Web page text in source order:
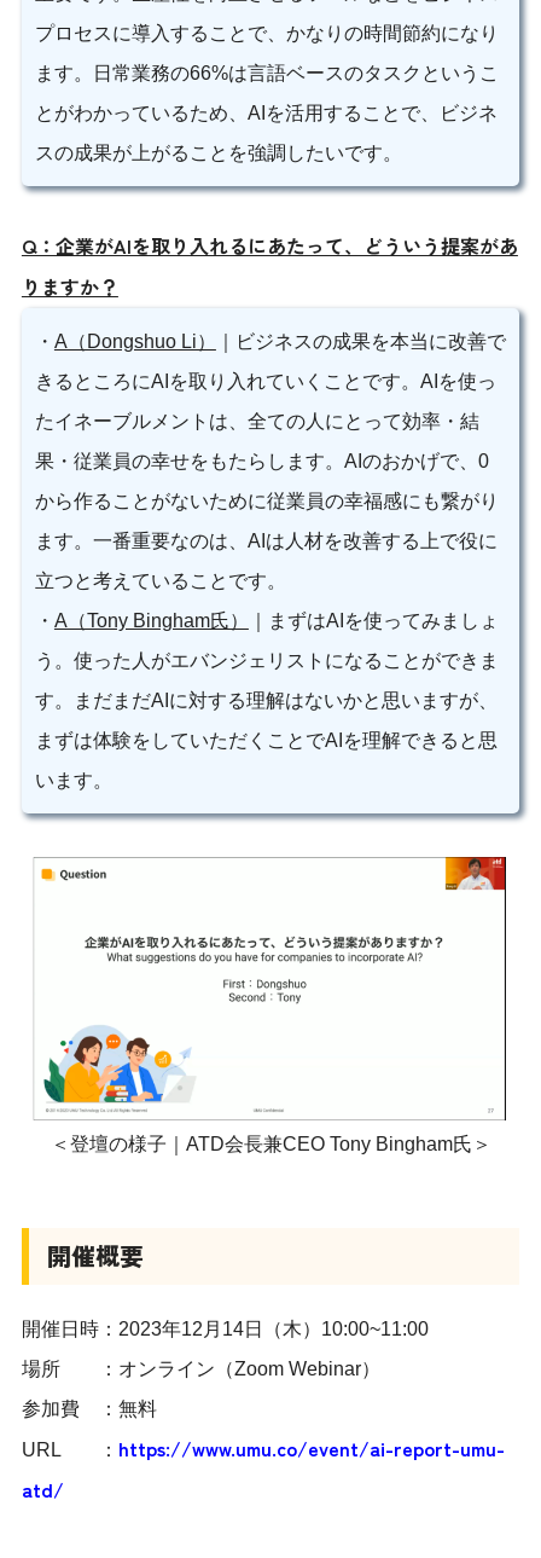
プロセスに導入することで、かなりの時間節約になり
ます。日常業務の66%は言語ベースのタスクというこ
とがわかっているため、AIを活用することで、ビジネ
スの成果が上がることを強調したいです。
Q：企業がAIを取り入れるにあたって、どういう提案があ
りますか？
・ A（Dongshuo Li）
｜ビジネスの成果を本当に改善で
きるところにAIを取り入れていくことです。AIを使っ
たイネーブルメントは、全ての人にとって効率・結
果・従業員の幸せをもたらします。AIのおかげで、0
から作ることがないために従業員の幸福感にも繋がり
ます。一番重要なのは、AIは人材を改善する上で役に
立つと考えていることです。
・ A（Tony Bingham氏）
｜まずはAIを使ってみましょ
う。使った人がエバンジェリストになることができま
す。まだまだAIに対する理解はないかと思いますが、
まずは体験をしていただくことでAIを理解できると思
います。
＜登壇の様子｜ATD会長兼CEO Tony Bingham氏＞
開催概要
開催日時：2023年12月14日（木）10:00~11:00
場所 ：オンライン（Zoom Webinar）
参加費 ：無料
URL ： https://www.umu.co/event/ai-report-umu-
atd/